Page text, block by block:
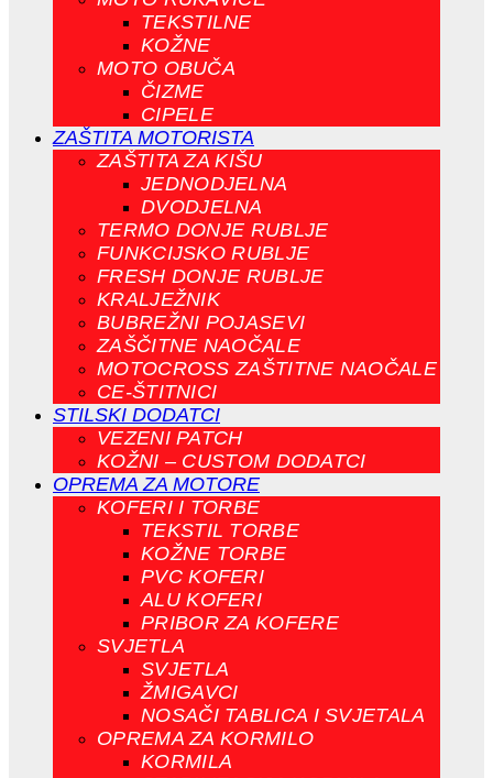
TEKSTILNE
KOŽNE
MOTO OBUČA
ČIZME
CIPELE
ZAŠTITA MOTORISTA
ZAŠTITA ZA KIŠU
JEDNODJELNA
DVODJELNA
TERMO DONJE RUBLJE
FUNKCIJSKO RUBLJE
FRESH DONJE RUBLJE
KRALJEŽNIK
BUBREŽNI POJASEVI
ZAŠČITNE NAOČALE
MOTOCROSS ZAŠTITNE NAOČALE
CE-ŠTITNICI
STILSKI DODATCI
VEZENI PATCH
KOŽNI – CUSTOM DODATCI
OPREMA ZA MOTORE
KOFERI I TORBE
TEKSTIL TORBE
KOŽNE TORBE
PVC KOFERI
ALU KOFERI
PRIBOR ZA KOFERE
SVJETLA
SVJETLA
ŽMIGAVCI
NOSAČI TABLICA I SVJETALA
OPREMA ZA KORMILO
KORMILA